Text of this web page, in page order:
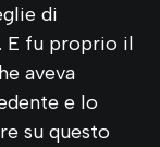
di
E fu proprio il
aveva
e lo
su questo